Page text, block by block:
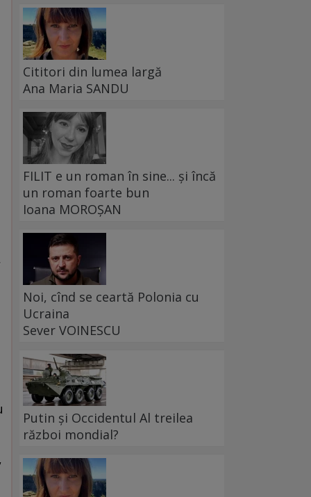
Cititori din lumea largă
Ana Maria SANDU
FILIT e un roman în sine... și încă
un roman foarte bun
Ioana MOROȘAN
Noi, cînd se ceartă Polonia cu
Ucraina
Sever VOINESCU
Putin și Occidentul Al treilea
război mondial?